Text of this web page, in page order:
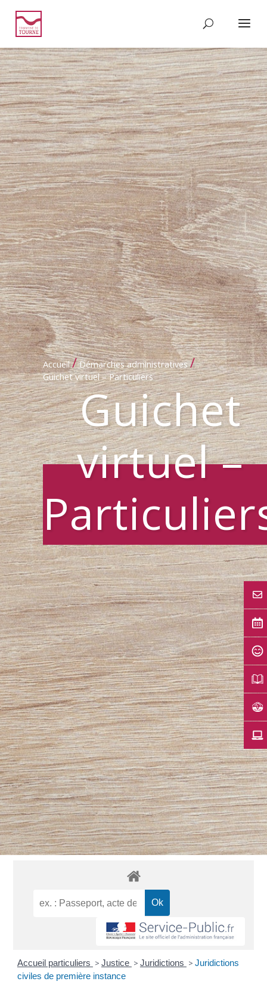
Accueil / Démarches administratives /
Guichet virtuel – Particuliers
Guichet
virtuel –
Accueil particuliers > Justice > Juridictions > Juridictions
civiles de première instance